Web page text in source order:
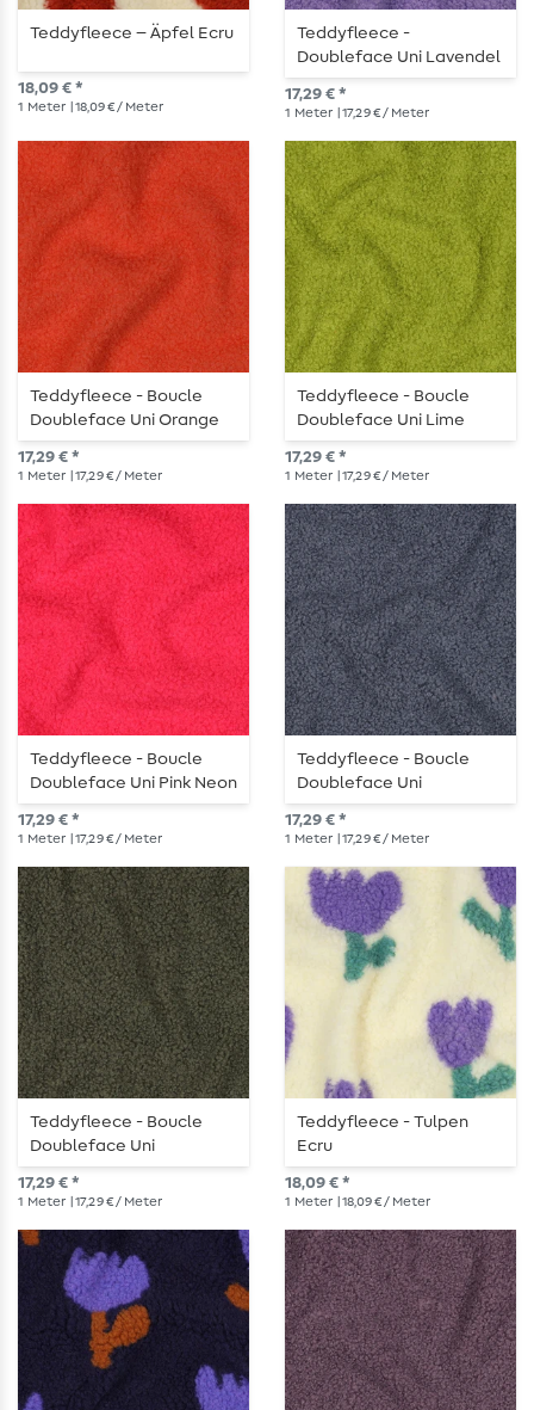
Teddyfleece – Äpfel Ecru
18,09 € *
1 Meter | 18,09 € / Meter
Teddyfleece -
Doubleface Uni Lavendel
17,29 € *
1 Meter | 17,29 € / Meter
Teddyfleece - Boucle
Doubleface Uni Orange
17,29 € *
1 Meter | 17,29 € / Meter
Teddyfleece - Boucle
Doubleface Uni Lime
17,29 € *
1 Meter | 17,29 € / Meter
Teddyfleece - Boucle
Doubleface Uni Pink Neon
17,29 € *
1 Meter | 17,29 € / Meter
Teddyfleece - Boucle
Doubleface Uni
Jeansblau
17,29 € *
1 Meter | 17,29 € / Meter
Teddyfleece - Boucle
Doubleface Uni
Dunkelgrün
17,29 € *
1 Meter | 17,29 € / Meter
Teddyfleece - Tulpen
Ecru
18,09 € *
1 Meter | 18,09 € / Meter